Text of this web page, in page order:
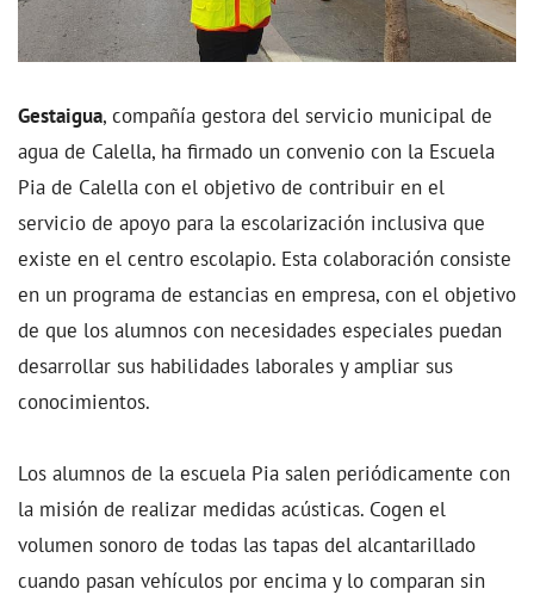
Gestaigua, compañía gestora del servicio municipal de
agua de Calella, ha firmado un convenio con la Escuela
Pia de Calella con el objetivo de contribuir en el
servicio de apoyo para la escolarización inclusiva que
existe en el centro escolapio. Esta colaboración consiste
en un programa de estancias en empresa, con el objetivo
de que los alumnos con necesidades especiales puedan
desarrollar sus habilidades laborales y ampliar sus
conocimientos.
Los alumnos de la escuela Pia salen periódicamente con
la misión de realizar medidas acústicas. Cogen el
volumen sonoro de todas las tapas del alcantarillado
cuando pasan vehículos por encima y lo comparan sin